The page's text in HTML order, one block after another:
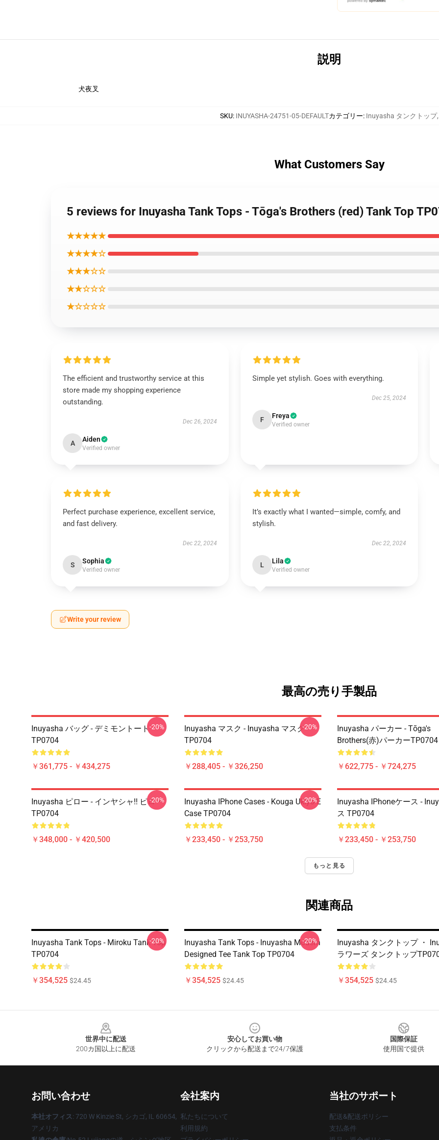
説明
犬夜叉
SKU: INUYASHA-24751-05-DEFAULTカテゴリー: Inuyasha タンクトップ,
What Customers Say
5 reviews for Inuyasha Tank Tops - Tōga's Brothers (red) Tank Top
★★★★★
★★★★☆
★★★☆☆
★★☆☆☆
★☆☆☆☆
The efficient and trustworthy service at this
store made my shopping experience
outstanding.
Dec 26, 2024
A Aiden
Verified owner
Simple yet stylish. Goes with everything.
Dec 25, 2024
F Freya
Verified owner
Perfect purchase experience, excellent service,
and fast delivery.
Dec 22, 2024
S Sophia
Verified owner
It’s exactly what I wanted—simple, comfy, and
stylish.
Dec 22, 2024
L Lila
Verified owner
Write your review
最高の売り手製品
Inuyasha バッグ - デミモントート
TP0704
￥361,775 - ￥434,275
-20%
Inuyasha マスク - Inuyasha マスク
TP0704
￥288,405 - ￥326,250
-20%
Inuyasha パーカー - Tōga's
Brothers(赤)パーカーTP0704
￥622,775 - ￥724,275
Inuyasha ピロー - インヤシャ!! ピロー
TP0704
￥348,000 - ￥420,500
-20%
Inuyasha IPhone Cases - Kouga Ukiyo-E
Case TP0704
￥233,450 - ￥253,750
-20%
Inuyasha IPhoneケース -
ス TP0704
￥233,450 - ￥253,750
もっと見る
関連商品
Inuyasha Tank Tops - Miroku Tank Top
TP0704
￥354,525 $24.45
-20%
Inuyasha Tank Tops - Inuyasha Modern
Designed Tee Tank Top TP0704
￥354,525 $24.45
-20%
Inuyasha タンクトップ ・
ラワーズ タンクトップ
￥354,525 $24.45
世界中に配送
200カ国以上に配送
安心してお買い物
クリックから配送まで24/7保護
国際保証
使用国で提供
お問い合わせ
本社オフィス: 720 W Kinzie St, シカゴ, IL 60654,
アメリカ
会社案内
私たちについて
利用規約
当社のサポート
配送&配送ポリシー
支払条件